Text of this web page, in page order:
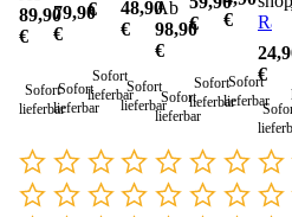
89,90
€
Sofort
lieferbar
79,90
€
Sofort
lieferbar
€
Sofort
lieferbar
Bundeswehr
TL
48,90
€
Sofort
lieferbar
Ab
98,90
€
Sofort
lieferbar
€
Sofort
lieferbar
€
Sofort
lieferbar
€